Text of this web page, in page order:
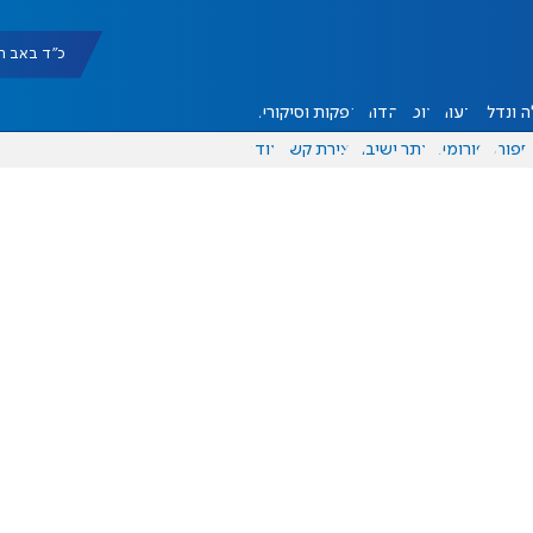
כ"ד באב תשפ"ו
ונדל"ן דעות אוכל יהדות הפקות וסיקורים
ספורט פורומים אתר ישיבה יצירת קשר עוד